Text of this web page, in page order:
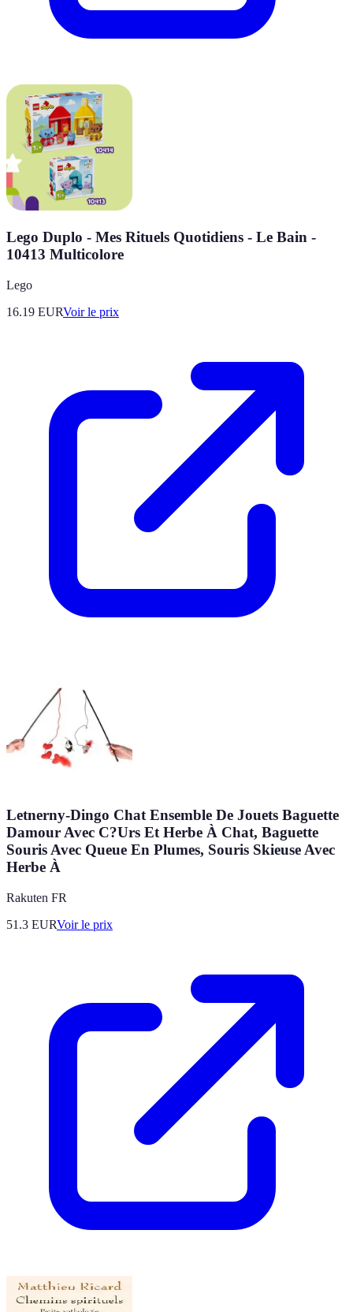
Lego Duplo - Mes Rituels Quotidiens - Le Bain -
10413 Multicolore
Lego
16.19 EURVoir le prix
Letnerny-Dingo Chat Ensemble De Jouets Baguette
Damour Avec C?Urs Et Herbe À Chat, Baguette
Souris Avec Queue En Plumes, Souris Skieuse Avec
Herbe À
Rakuten FR
51.3 EURVoir le prix